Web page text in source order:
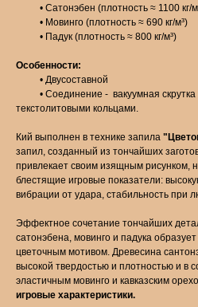
• Сатонэбен (плотность ≈ 1100 кг/
• Мовинго (плотность ≈ 690 кг/м³)
• Падук (плотность ≈ 800 кг/м³)
Особенности:
• Двусоставной
• Соединение - вакуумная скрутка
текстолитовыми кольцами.
Кий выполнен в технике запила
запил, созданный из тончайших
привлекает своим изящным рисунком,
блестящие игровые показатели:
вибрации от удара, стабильность при
Эффектное сочетание тончайших
сатонэбена, мовинго и падука
цветочным мотивом. Древесина
высокой твердостью и плотностью и в
эластичным мовинго и кавказским
игровые характеристики.